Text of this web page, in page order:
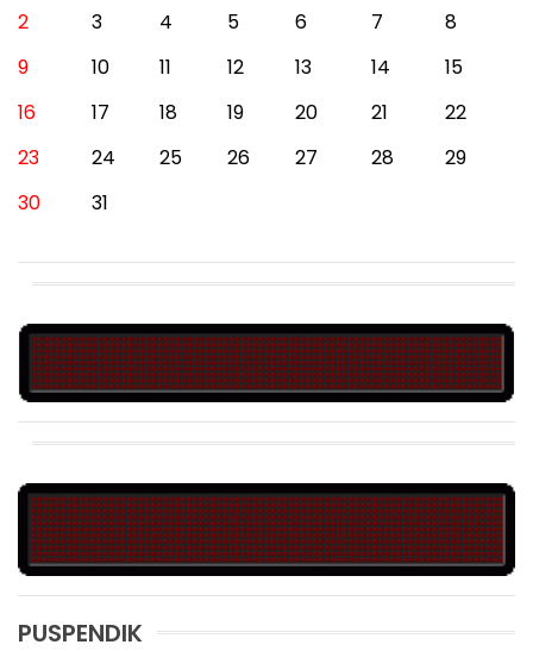
2
3 4 5 6 7
8
9
10 11 12 13 14
15
16
17 18 19 20 21
22
23
24 25 26 27 28
29
30
31
PUSPENDIK